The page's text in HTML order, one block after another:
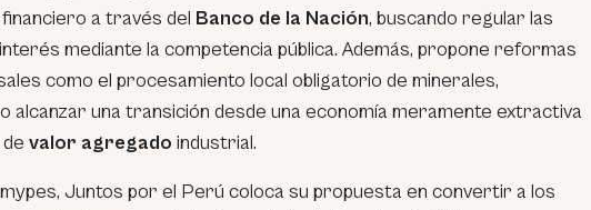
a través del Banco de la Nación, buscando regular las
mediante la competencia pública. Además, propone reformas
como el procesamiento local obligatorio de minerales,
alcanzar una transición desde una economía meramente extractiva
valor agregado industrial.
mypes, Juntos por el Perú coloca su propuesta en convertir a los